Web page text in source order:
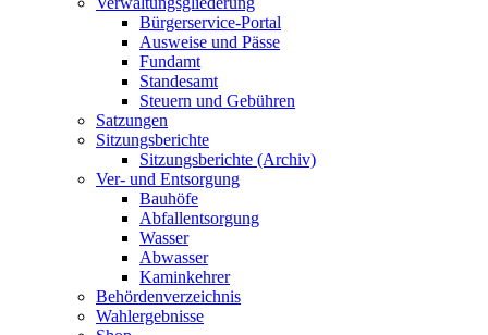
Bürgerservice-Portal
Ausweise und Pässe
Fundamt
Standesamt
Steuern und Gebühren
Satzungen
Sitzungsberichte
Sitzungsberichte (Archiv)
Ver- und Entsorgung
Bauhöfe
Abfallentsorgung
Wasser
Abwasser
Kaminkehrer
Behördenverzeichnis
Wahlergebnisse